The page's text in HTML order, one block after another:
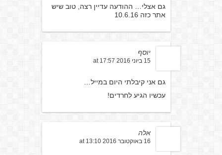
גם אצלי… ההודעה עדיין רצה, טוב שיש
אתר כזה 10.6.16
יוסף
15 ביוני 2016 at 17:57
גם אני קיבלתי היום במייל…
עכשיו הגיע לחרדים!
אלה
16 באוקטובר 2016 at 13:10